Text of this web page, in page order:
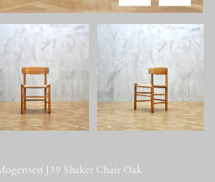
J39 Shaker Chair Oak